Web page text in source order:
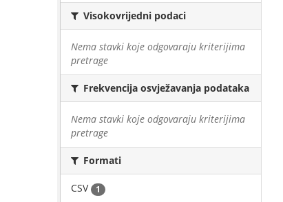
Visokovrijedni podaci
Nema stavki koje odgovaraju kriterijima
pretrage
Frekvencija osvježavanja podataka
Nema stavki koje odgovaraju kriterijima
pretrage
Formati
CSV 1